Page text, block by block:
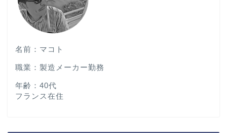
名前：マコト
職業：製造メーカー勤務
年齢：40代
フランス在住